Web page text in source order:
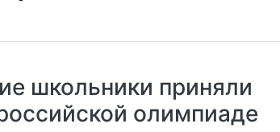
школьники приняли
олимпиаде